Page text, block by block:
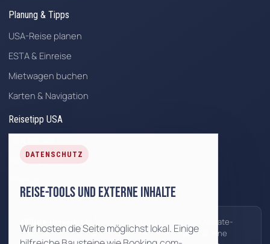
Planung & Tipps
USA-Reise planen
ESTA & Einreise
Mietwagen buchen
Karten & Navigation
Reisetipp USA
Roadtrip Blog
gekennzeichnete Links sind Affiliate-
Links. Wenn Du darüber buchst, kann Reisetipp USA eine
DATENSCHUTZ
Reise-Tools und externe Inhalte
Wir hosten die Seite möglichst lokal. Einige